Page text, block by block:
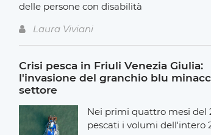
delle persone con disabilità
Laura Viviani
Crisi pesca in Friuli Venezia Giulia:
l'invasione del granchio blu
settore
Nei primi quattro mesi del
pescati i volumi dell'intero